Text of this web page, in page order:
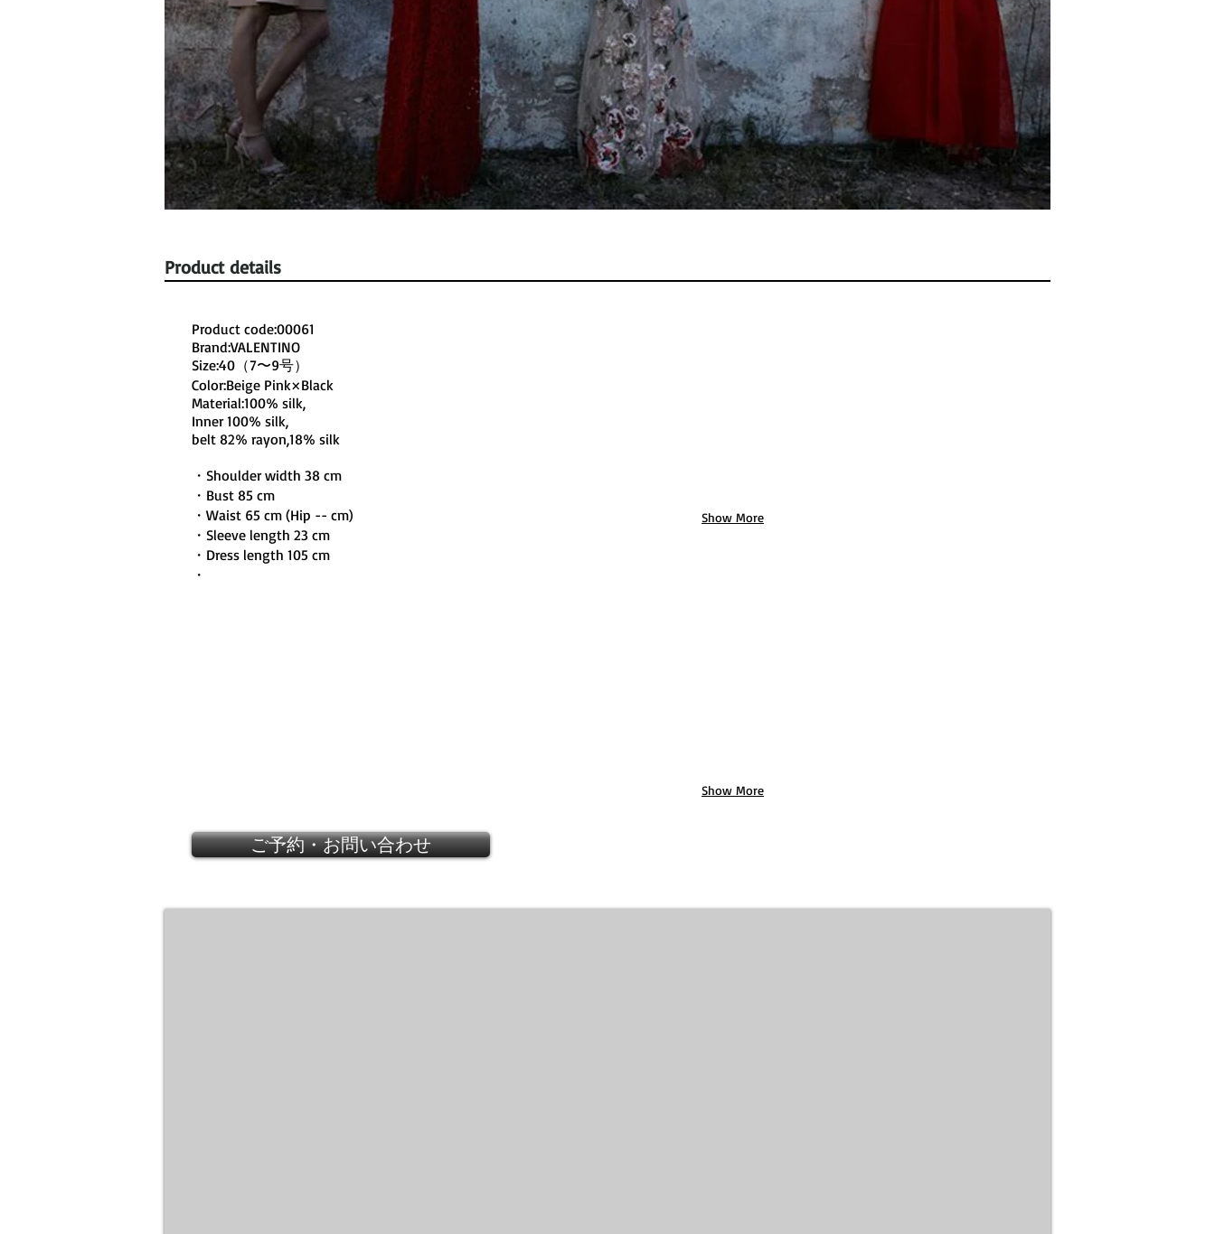
Product details
Product code:00061
Brand:VALENTINO
Size:40（7〜9号）
Color:Beige Pink×Black
Material:100% silk,
Inner 100% silk,
belt 82% rayon,18% silk
・Shoulder width 38 cm
・Bust 85 cm
・Waist 65 cm (Hip -- cm)
・Sleeve length 23 cm
・Dress length 105 cm
・
Show More
Show More
ご予約・お問い合わせ